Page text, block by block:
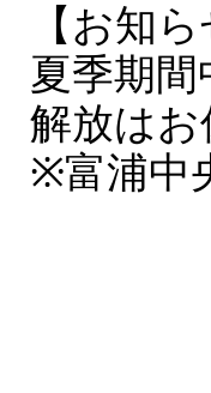
【お知ら
夏季期
解放は
※富浦中